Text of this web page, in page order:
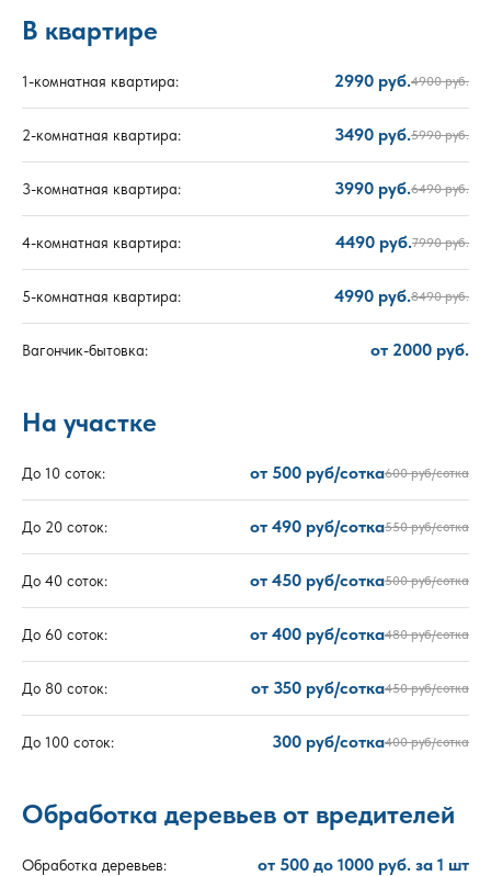
В квартире
1-комнатная квартира: 2990 руб.4900 руб.
2-комнатная квартира: 3490 руб.5990 руб.
3-комнатная квартира: 3990 руб.6490 руб.
4-комнатная квартира: 4490 руб.7990 руб.
5-комнатная квартира: 4990 руб.8490 руб.
Вагончик-бытовка: от 2000 руб.
На участке
До 10 соток: от 500 руб/сотка600 руб/сотка
До 20 соток: от 490 руб/сотка550 руб/сотка
До 40 соток: от 450 руб/сотка500 руб/сотка
До 60 соток: от 400 руб/сотка480 руб/сотка
До 80 соток: от 350 руб/сотка450 руб/сотка
До 100 соток: 300 руб/сотка400 руб/сотка
Обработка деревьев от вредителей
Обработка деревьев: от 500 до 1000 руб. за 1 шт